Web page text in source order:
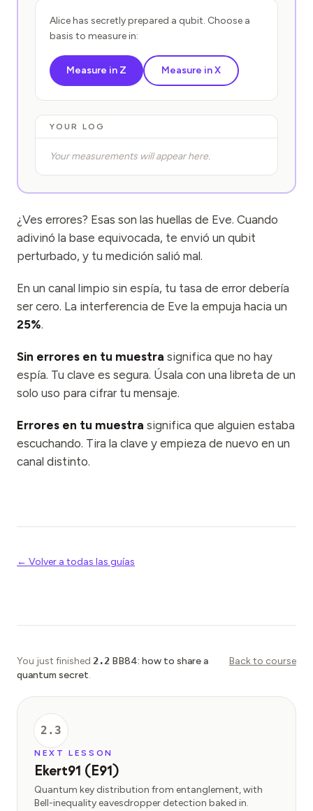
Alice has secretly prepared a qubit. Choose a
basis to measure in:
Measure in Z Measure in X
YOUR LOG
Your measurements will appear here.
¿Ves errores? Esas son las huellas de Eve. Cuando
adivinó la base equivocada, te envió un qubit
perturbado, y tu medición salió mal.
En un canal limpio sin espía, tu tasa de error debería
ser cero. La interferencia de Eve la empuja hacia un
25%.
Sin errores en tu muestra significa que no hay
espía. Tu clave es segura. Úsala con una libreta de un
solo uso para cifrar tu mensaje.
Errores en tu muestra significa que alguien estaba
escuchando. Tira la clave y empieza de nuevo en un
canal distinto.
← Volver a todas las guías
You just finished 2.2 BB84: how to share a
quantum secret.
Back to course
2.3
NEXT LESSON
Ekert91 (E91)
Quantum key distribution from entanglement, with
Bell-inequality eavesdropper detection baked in.